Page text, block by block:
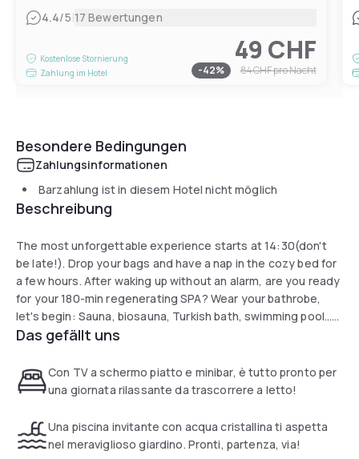
4.4/5|17 Bewertungen
Kostenlose Stornierung
Zahlung im Hotel
49 CHF
-42% 84 CHFpro Nacht
Besondere Bedingungen
Zahlungsinformationen
Barzahlung ist in diesem Hotel nicht möglich
Beschreibung
The most unforgettable experience starts at 14:30(don't
be late!). Drop your bags and have a nap in the cozy bed for
a few hours. After waking up without an alarm, are you ready
for your 180-min regenerating SPA? Wear your bathrobe,
let's begin: Sauna, biosauna, Turkish bath, swimming pool...
Enjoy pampering in these 3 hours. Promise us, don't leave
speedy WiFi and share how great the experience is to your
friends on IG!
Das gefällt uns
Con TV a schermo piatto e minibar, è tutto pronto per
una giornata rilassante da trascorrere a letto!
Una piscina invitante con acqua cristallina ti aspetta
nel meraviglioso giardino. Pronti, partenza, via!